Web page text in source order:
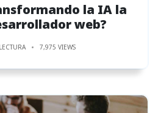
la IA la
web?
7,975 VIEWS